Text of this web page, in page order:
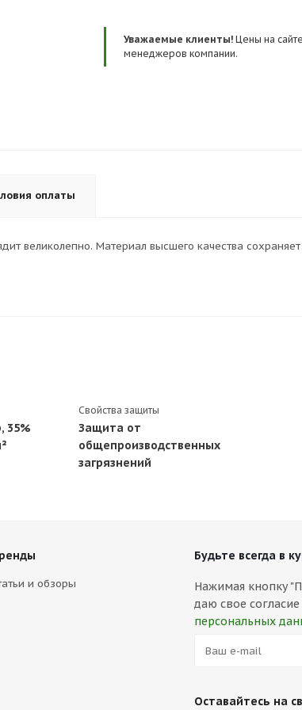
Уважаемые клиенты! Цены на
менеджеров компании.
оплаты
великолепно. Материал высшего качества
35%
Свойства защиты
Защита от
общепроизводственных
загрязнений
и обзоры
Будьте всегда в
Нажимая кнопку
даю свое
персональных
Оставайтесь на